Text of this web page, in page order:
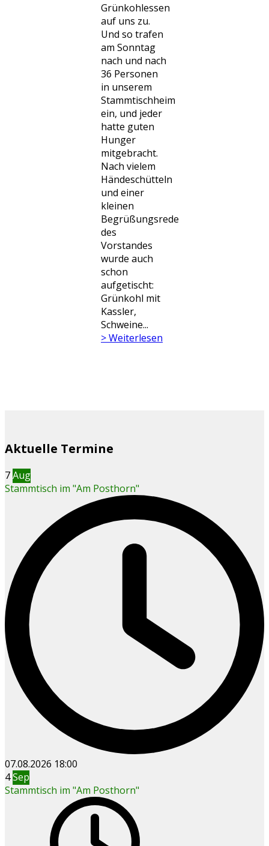
Grünkohlessen
auf uns zu.
Und so trafen
am Sonntag
nach und nach
36 Personen
in unserem
Stammtischheim
ein, und jeder
hatte guten
Hunger
mitgebracht.
Nach vielem
Händeschütteln
und einer
kleinen
Begrüßungsrede
des
Vorstandes
wurde auch
schon
aufgetischt:
Grünkohl mit
Kassler,
Schweine...
> Weiterlesen
Aktuelle Termine
7Aug
Stammtisch im "Am Posthorn"
07.08.2026 18:00
4Sep
Stammtisch im "Am Posthorn"